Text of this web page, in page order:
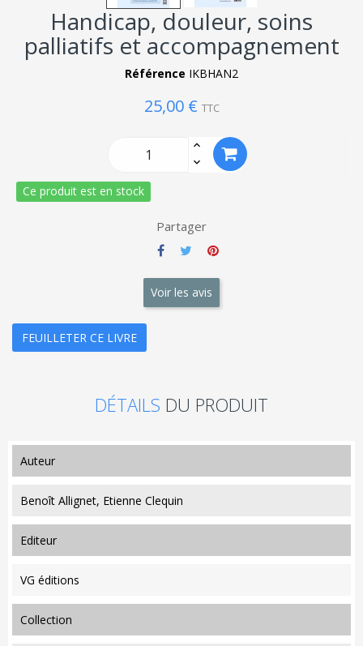
Handicap, douleur, soins
palliatifs et accompagnement
Référence IKBHAN2
25,00 € TTC
Ce produit est en stock
Partager
Voir les avis
FEUILLETER CE LIVRE
DÉTAILS DU PRODUIT
auteur
Benoît Allignet, Etienne Clequin
editeur
VG éditions
collection